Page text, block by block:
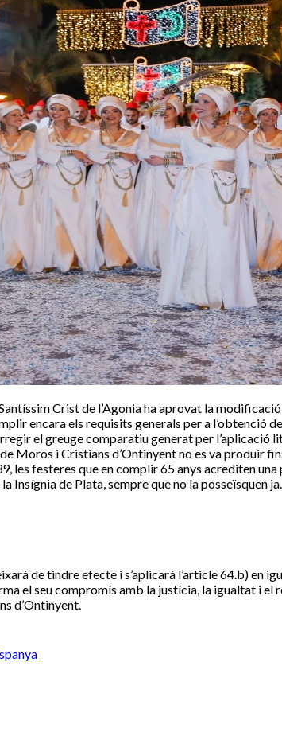
Crist de l’Agonia ha aprovat la
encara els requisits generals per a l’obtenció
el greuge comparatiu generat per
Moros i Cristians d’Ontinyent no es va produir
les festeres que en complir 65 anys acrediten
Insígnia de Plata, sempre que no la posseïsquen
de tindre efecte i s’aplicarà l’article 64.b) en
el seu compromís amb la justícia, la igualtat i
d’Ontinyent.